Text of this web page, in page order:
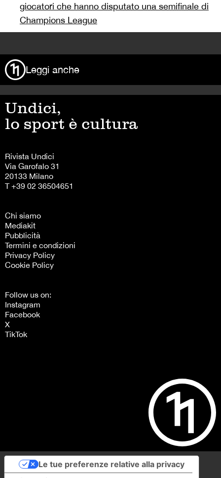
giocatori che hanno disputato una semifinale di
Champions League
Leggi anche
Undici,
lo sport è cultura
Rivista Undici
Via Garofalo 31
20133 Milano
T +39 02 36504651
Chi siamo
Mediakit
Pubblicità
Termini e condizioni
Privacy Policy
Cookie Policy
Follow us on:
Instagram
Facebook
X
TikTok
Le tue preferenze relative alla privacy